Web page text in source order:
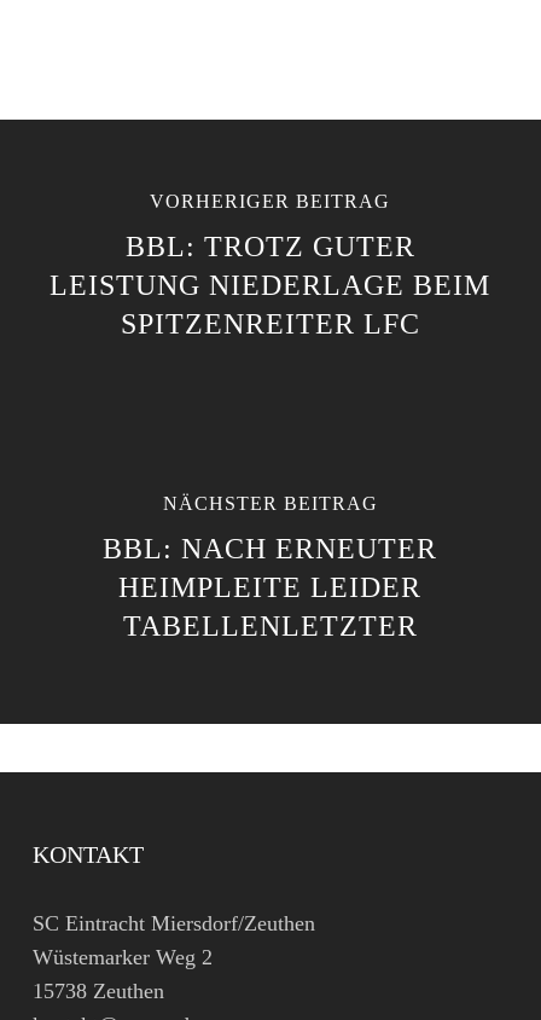
VORHERIGER BEITRAG
BBL: TROTZ GUTER
LEISTUNG NIEDERLAGE BEIM
SPITZENREITER LFC
NÄCHSTER BEITRAG
BBL: NACH ERNEUTER
HEIMPLEITE LEIDER
TABELLENLETZTER
KONTAKT
SC Eintracht Miersdorf/Zeuthen
Wüstemarker Weg 2
15738 Zeuthen